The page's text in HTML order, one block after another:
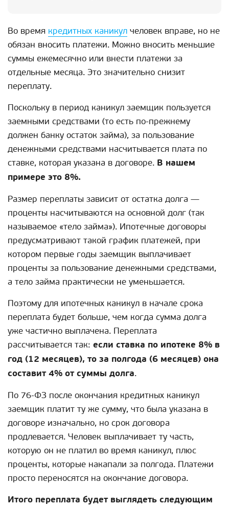
Во время кредитных каникул человек вправе, но не
обязан вносить платежи. Можно вносить меньшие
суммы ежемесячно или внести платежи за
отдельные месяца. Это значительно снизит
переплату.
Поскольку в период каникул заемщик пользуется
заемными средствами (то есть по-прежнему
должен банку остаток займа), за пользование
денежными средствами насчитывается плата по
ставке, которая указана в договоре. В нашем
примере это 8%.
Размер переплаты зависит от остатка долга —
проценты насчитываются на основной долг (так
называемое «тело займа»). Ипотечные договоры
предусматривают такой график платежей, при
котором первые годы заемщик выплачивает
проценты за пользование денежными средствами,
а тело займа практически не уменьшается.
Поэтому для ипотечных каникул в начале срока
переплата будет больше, чем когда сумма долга
уже частично выплачена. Переплата
рассчитывается так: если ставка по ипотеке 8% в
год (12 месяцев), то за полгода (6 месяцев) она
составит 4% от суммы долга.
По 76-ФЗ после окончания кредитных каникул
заемщик платит ту же сумму, что была указана в
договоре изначально, но срок договора
продлевается. Человек выплачивает ту часть,
которую он не платил во время каникул, плюс
проценты, которые накапали за полгода. Платежи
просто переносятся на окончание договора.
Итого переплата будет выглядеть следующим